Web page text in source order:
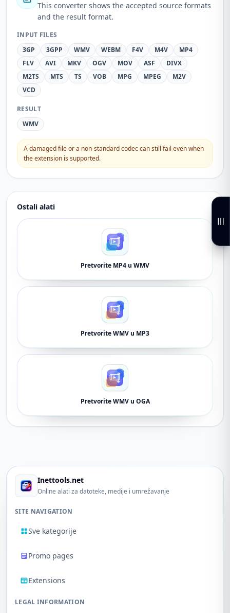
This converter shows the accepted source formats
and the result format.
INPUT FILES
3GP
3GPP WMV WEBM F4V M4V
MP4
FLV
AVI MKV OGV MOV ASF
DIVX
M2TS
MTS TS VOB MPG MPEG
M2V
VCD
RESULT
WMV
A damaged file or a non-standard codec can still fail even when
the extension is supported.
Ostali alati
Pretvorite MP4 u WMV
Pretvorite WMV u MP3
Pretvorite WMV u OGA
Inettools.net
Online alati za datoteke, medije i umrežavanje
SITE NAVIGATION
Sve kategorije
Promo pages
Extensions
LEGAL INFORMATION